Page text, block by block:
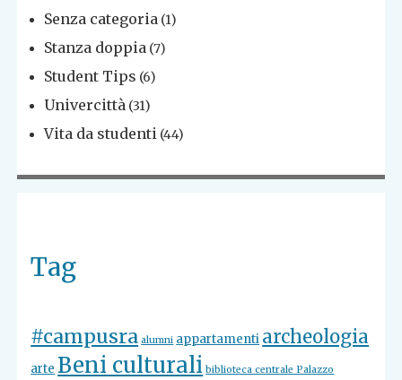
Senza categoria (1)
Stanza doppia (7)
Student Tips (6)
Univercittà (31)
Vita da studenti (44)
Tag
#campusra alumni appartamenti archeologia
arte Beni culturali biblioteca centrale Palazzo